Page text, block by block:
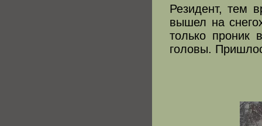
Резидент, тем
вышел на
только проник
головы.